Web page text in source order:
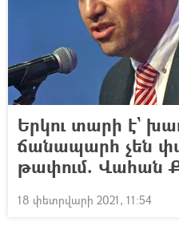
Երկու տարի է`
ճանապարհ չեն
թափում. Վահան
18 փետրվարի 2021, 11:54